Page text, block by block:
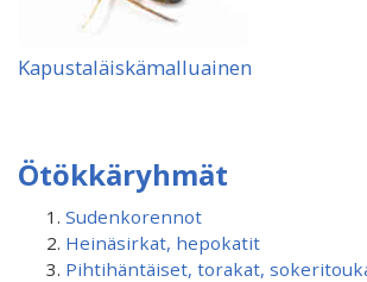
Kapustaläiskämalluainen
Ötökkäryhmät
Sudenkorennot
Heinäsirkat, hepokatit
Pihtihäntäiset, torakat,